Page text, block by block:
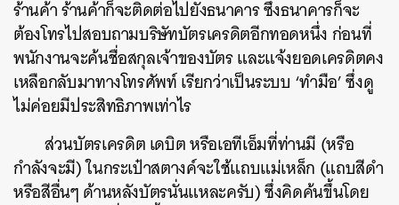
ร้านค้า ร้านค้าก็จะติดต่อไปยังธนาคาร ซึ่งธนาคารก็จะ
ต้องโทรไปสอบถามบริษัทบัตรเครดิตอีกทอดหนึ่ง ก่อนที่
พนักงานจะค้นชื่อสกุลเจ้าของบัตร และแจ้งยอดเครดิตคง
เหลือกลับมาทางโทรศัพท์ เรียกว่าเป็นระบบ ‘ทำมือ’ ซึ่งดู
ไม่ค่อยมีประสิทธิภาพเท่าไร
ส่วนบัตรเครดิต เดบิต หรือเอทีเอ็มที่ท่านมี (หรือ
กำลังจะมี) ในกระเป๋าสตางค์จะใช้แถบแม่เหล็ก (แถบสีดำ
หรือสีอื่นๆ ด้านหลังบัตรนั่นแหละครับ) ซึ่งคิดค้นขึ้นโดย